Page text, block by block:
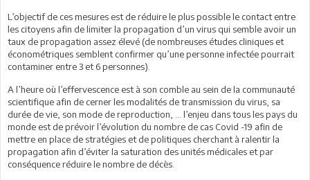
L’objectif de ces mesures est de réduire le plus possible le contact entre
les citoyens afin de limiter la propagation d’un virus qui semble avoir un
taux de propagation assez élevé (de nombreuses études cliniques et
économétriques semblent confirmer qu’une personne infectée pourrait
contaminer entre 3 et 6 personnes).
A l’heure où l’effervescence est à son comble au sein de la communauté
scientifique afin de cerner les modalités de transmission du virus, sa
durée de vie, son mode de reproduction, … l’enjeu dans tous les pays du
monde est de prévoir l’évolution du nombre de cas Covid -19 afin de
mettre en place de stratégies et de politiques cherchant à ralentir la
propagation afin d’éviter la saturation des unités médicales et par
conséquence réduire le nombre de décès.